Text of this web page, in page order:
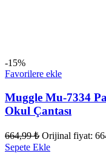
-15%
Favorilere ekle
Muggle Mu-7334
Okul Çantası
664,99₺ Orijinal fiyat:
Sepete Ekle